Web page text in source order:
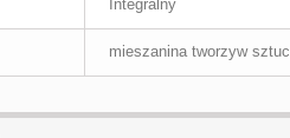
Integralny
mieszanina tworzyw